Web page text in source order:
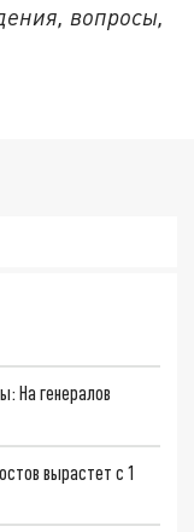
вопросы,
На генералов
вырастет с 1